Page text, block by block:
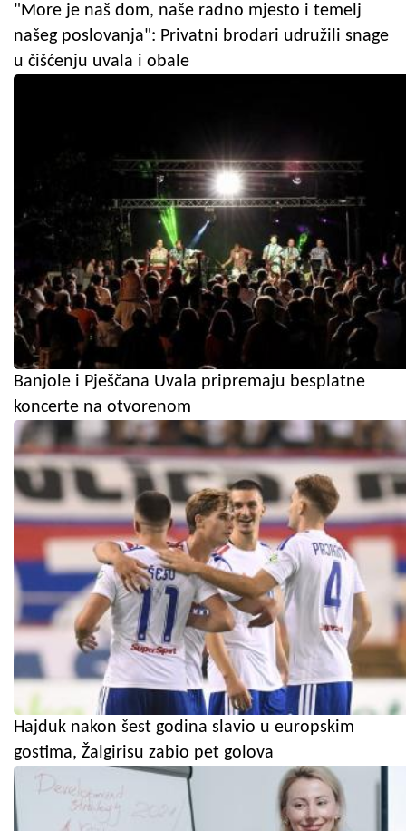
"More je naš dom, naše radno mjesto i temelj
našeg poslovanja": Privatni brodari udružili snage
u čišćenju uvala i obale
Banjole i Pješčana Uvala pripremaju besplatne
koncerte na otvorenom
Hajduk nakon šest godina slavio u europskim
gostima, Žalgirisu zabio pet golova